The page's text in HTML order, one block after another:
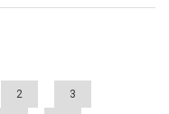
2 3